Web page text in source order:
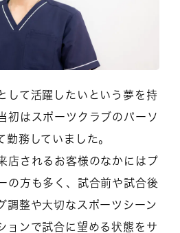
して活躍したいという夢を持
初はスポーツクラブのパーソ
勤務していました。
店されるお客様のなかにはプ
の方も多く、試合前や試合後
調整や大切なスポーツシーン
ョンで試合に望める状態をサ